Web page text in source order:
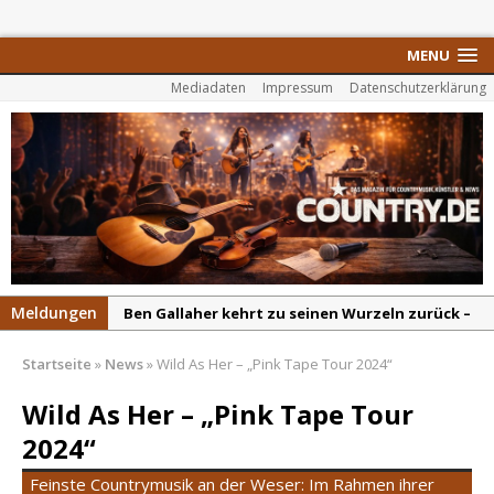
MENU
Mediadaten Impressum Datenschutzerklärung
Meldungen
Ben Gallaher kehrt zu seinen Wurzeln zurück –
Colton Dawson legt mit „Worth It“ nach –
Country mit Herz und Humor
Carly Pearce hinterfragt den ständigen
Vergleich mit anderen
Startseite » News»Wild As Her – „Pink Tape Tour 2024“
Wild As Her – „Pink Tape Tour
2024“
Feinste Countrymusik an der Weser: Im Rahmen ihrer